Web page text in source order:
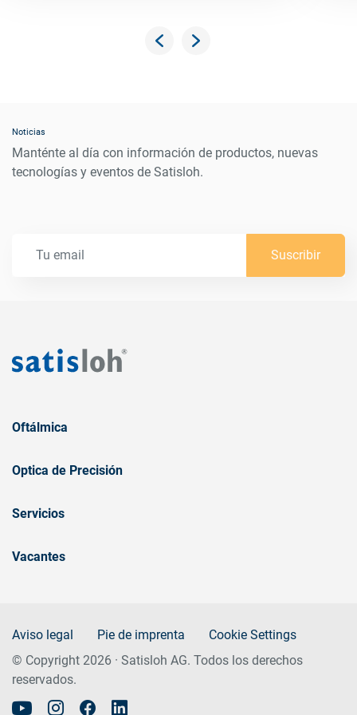
Noticias
Manténte al día con información de productos, nuevas
tecnologías y eventos de Satisloh.
Suscribir
Oftálmica
Optica de Precisión
Servicios
Vacantes
Aviso legal Pie de imprenta
Cookie Settings
© Copyright 2026 · Satisloh AG. Todos los derechos
reservados.